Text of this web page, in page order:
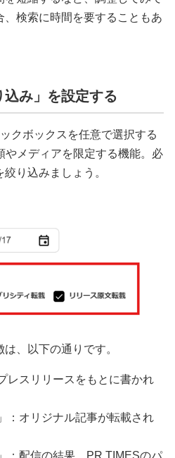
、検索に時間を要することもあ
み」を設定する
クボックスを任意で選択する
やメディアを限定する機能。必
り込みましょう。
、以下の通りです。
レスリリースをもとに書かれ
：オリジナル記事が転載され
：配信の結果、PR TIMESのパ